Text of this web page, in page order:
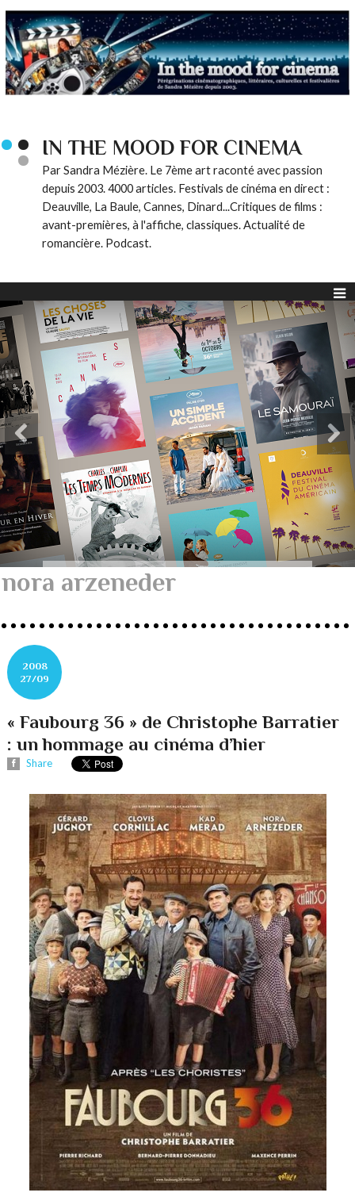
IN THE MOOD FOR CINEMA
Par Sandra Mézière. Le 7ème art raconté avec passion
depuis 2003. 4000 articles. Festivals de cinéma en direct :
Deauville, La Baule, Cannes, Dinard...Critiques de films :
avant-premières, à l'affiche, classiques. Actualité de
romancière. Podcast.
nora arzeneder
2008
27/09
« Faubourg 36 » de Christophe Barratier
: un hommage au cinéma d’hier
Share